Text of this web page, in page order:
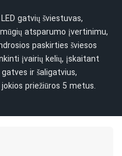
gatvių šviestuvas,
atsparumo įvertinimu,
paskirties šviesos
įvairių kelių, įskaitant
ir šaligatvius,
priežiūros 5 metus.